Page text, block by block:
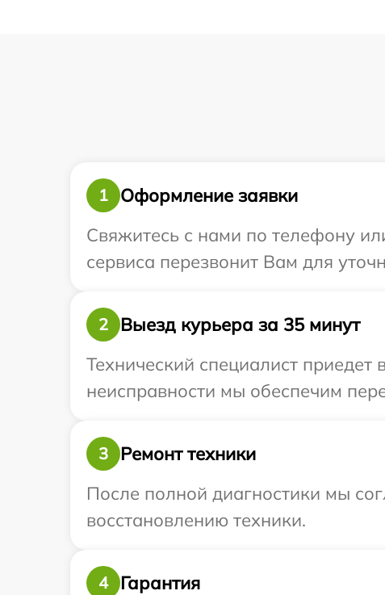
1
Оформление заявки
Свяжитесь с нами по телефону
сервиса перезвонит Вам для
2
Выезд курьера за 35 минут
Технический специалист
неисправности мы обеспечим
3
Ремонт техники
После полной диагностики мы
восстановлению техники.
4
Гарантия